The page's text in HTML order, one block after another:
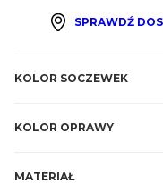
SPRAWDŹ
KOLOR SOCZEWEK
KOLOR OPRAWY
MATERIAŁ